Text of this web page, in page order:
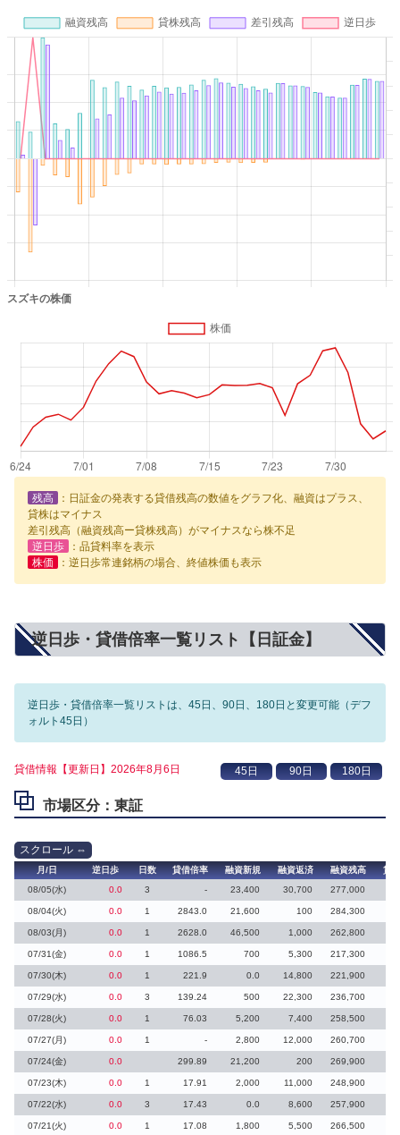
残高
：日証金の発表する貸借残高の数値をグラフ化、融資はプラス、
貸株はマイナス
差引残高（融資残高ー貸株残高）がマイナスなら株不足
逆日歩
：品貸料率を表示
株価
：逆日歩常連銘柄の場合、終値株価も表示
逆日歩・貸借倍率一覧リスト【日証金】
逆日歩・貸借倍率一覧リストは、45日、90日、180日と変更可能（デフ
ォルト45日）
貸借情報【更新日】2026年8月6日
市場区分：東証
月/日 逆日歩 日数 貸借倍率 融資新規 融資返済 融資残高
貸
08/05(水)
0.0 3 - 23,400 30,700 277,000
08/04(火) 0.0 1 2843.0 21,600 100 284,300
08/03(月) 0.0 1 2628.0 46,500 1,000 262,800
07/31(金) 0.0 1 1086.5 700 5,300 217,300
07/30(木) 0.0 1 221.9 0.0 14,800 221,900
07/29(水) 0.0 3 139.24 500 22,300 236,700
07/28(火) 0.0 1 76.03 5,200 7,400 258,500
07/27(月) 0.0 1 - 2,800 12,000 260,700
07/24(金) 0.0 299.89 21,200 200 269,900
07/23(木) 0.0 1 17.91 2,000 11,000 248,900
07/22(水) 0.0 3 17.43 0.0 8,600 257,900
07/21(火) 0.0 1 17.08 1,800 5,500 266,500